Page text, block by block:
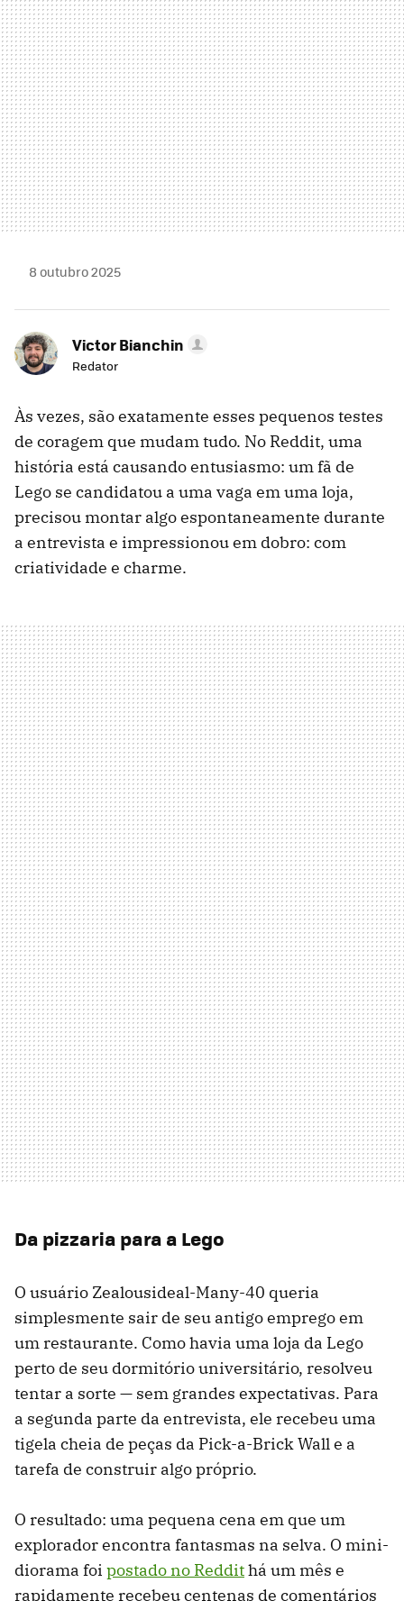
MAIL
8 outubro 2025
Victor Bianchin
Redator
Às vezes, são exatamente esses pequenos testes
de coragem que mudam tudo. No Reddit, uma
história está causando entusiasmo: um fã de
Lego se candidatou a uma vaga em uma loja,
precisou montar algo espontaneamente durante
a entrevista e impressionou em dobro: com
criatividade e charme.
Da pizzaria para a Lego
O usuário Zealousideal-Many-40 queria
simplesmente sair de seu antigo emprego em
um restaurante. Como havia uma loja da Lego
perto de seu dormitório universitário, resolveu
tentar a sorte — sem grandes expectativas. Para
a segunda parte da entrevista, ele recebeu uma
tigela cheia de peças da Pick-a-Brick Wall e a
tarefa de construir algo próprio.
O resultado: uma pequena cena em que um
explorador encontra fantasmas na selva. O mini-
diorama foi postado no Reddithá um mês e
rapidamente recebeu centenas de comentários